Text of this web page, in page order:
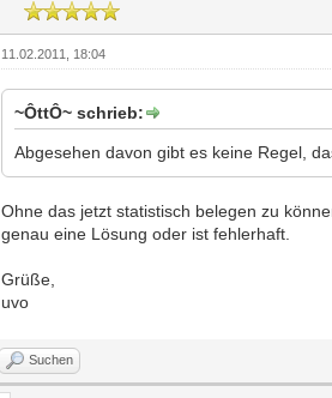
11.02.2011, 18:04
~ÔttÔ~ schrieb:
Abgesehen davon gibt es keine Regel,
Ohne das jetzt statistisch belegen zu
genau eine Lösung oder ist fehlerhaft.
Grüße,
uvo
Suchen